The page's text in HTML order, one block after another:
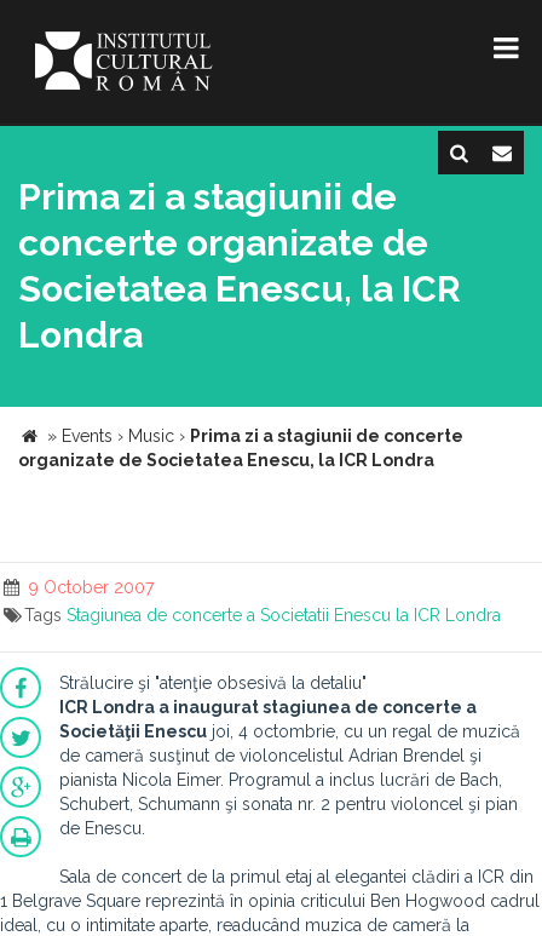
Prima zi a stagiunii de
concerte organizate de
Societatea Enescu, la ICR
Londra
» Events › Music › Prima zi a stagiunii de concerte
organizate de Societatea Enescu, la ICR Londra
9 October 2007
Tags Stagiunea de concerte a Societatii Enescu la ICR Londra
Strălucire şi "atenţie obsesivă la detaliu"
ICR Londra a inauguratstagiunea de concerte a
Societăţii Enescu joi, 4 octombrie, cu un regal de muzică
de cameră susţinut de violoncelistul Adrian Brendel şi
pianista Nicola Eimer. Programul a inclus lucrări de Bach,
Schubert, Schumann şi sonata nr. 2 pentru violoncel şi pian
de Enescu.
Sala de concert de la primul etaj al elegantei clădiri a ICR din
1 Belgrave Square reprezintă în opinia criticului Ben Hogwood cadrul
ideal, cu o intimitate aparte, readucând muzica de cameră la